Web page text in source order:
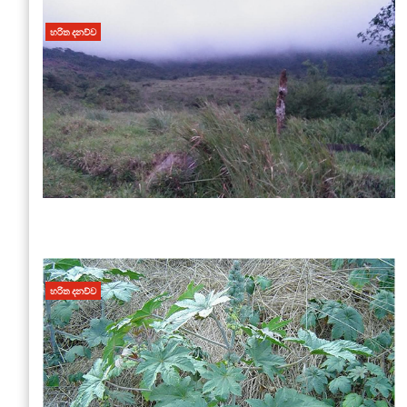
හරිත දනව්ව
හරිත දනව්ව